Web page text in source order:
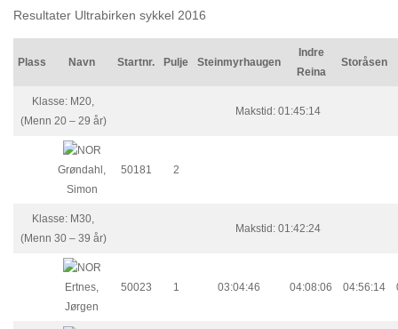
Resultater Ultrabirken sykkel 2016
Plass Navn Startnr. Pulje Steinmyrhaugen
Indre
Reina
Storåsen
Klasse: M20,
(Menn 20 – 29 år)
Makstid: 01:45:14
Grøndahl,
Simon
50181 2
Klasse: M30,
(Menn 30 – 39 år)
Makstid: 01:42:24
Ertnes,
Jørgen
50023 1 03:04:46 04:08:06 04:56:14